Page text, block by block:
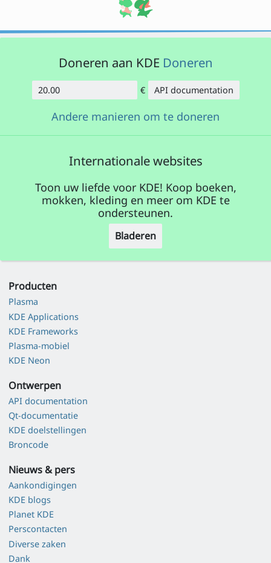
Doneren aan KDE Doneren
Hoeveelheid
€ API documentation
Andere manieren om te doneren
Internationale websites
Toon uw liefde voor KDE! Koop boeken,
mokken, kleding en meer om KDE te
ondersteunen.
Bladeren
Producten
Plasma
KDE Applications
KDE Frameworks
Plasma-mobiel
KDE Neon
Ontwerpen
API documentation
Qt-documentatie
KDE doelstellingen
Broncode
Nieuws & pers
Aankondigingen
KDE blogs
Planet KDE
Perscontacten
Diverse zaken
Dank